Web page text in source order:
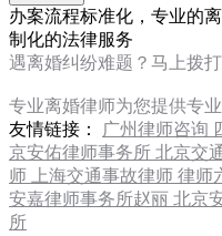
办案流程标准化，专业的
制化的法律服务
遇离婚纠纷难题？马上拨打
专业离婚律师为您提供专业
友情链接：
广州律师咨询
京安佑律师事务所 北京交
师
上海交通事故律师 律师
安嘉律师事务所赵丽 北京
所